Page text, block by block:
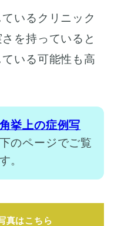
いるクリニック
を持っていると
いる可能性も高
挙上の症例写
のページでご覧
。
真はこちら